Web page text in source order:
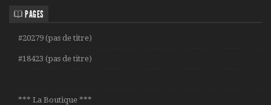
PAGES
#20279 (pas de titre)
#18423 (pas de titre)
*** La Boutique ***